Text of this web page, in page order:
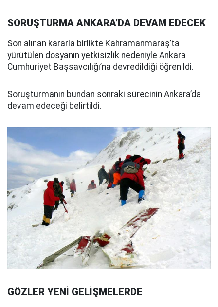
SORUŞTURMA ANKARA’DA DEVAM EDECEK
Son alınan kararla birlikte Kahramanmaraş’ta
yürütülen dosyanın yetkisizlik nedeniyle Ankara
Cumhuriyet Başsavcılığı’na devredildiği öğrenildi.
Soruşturmanın bundan sonraki sürecinin Ankara’da
devam edeceği belirtildi.
GÖZLER YENİ GELİŞMELERDE